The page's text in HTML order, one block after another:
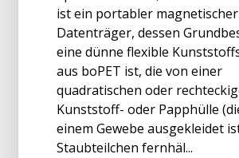
ist ein portabler magnetischer
Datenträger, dessen
eine dünne flexible
aus boPET ist, die von einer
quadratischen oder
Kunststoff- oder Papphülle
einem Gewebe ausgekleidet
Staubteilchen fernhäl...